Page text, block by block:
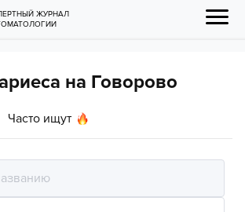
ЖУРНАЛ
на Говорово
Часто ищут